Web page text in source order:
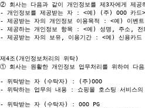
② 회사는 다음과 같이 개인정보를 제3자에게 제공
- 개인정보를 제공받는 자 : <예) (주) OOO 카드>
- 제공받는 자의 개인정보 이용목적 : <예) 이벤
- 제공하는 개인정보 항목 : <예) 성명, 주소, 전
- 제공받는 자의 보유, 이용기간 : <예) 신용카드
① 회사는 원활한 개인정보 업무처리를 위하여 다
- 위탁받는 자 (수탁자) : (주)OOO
- 위탁하는 업무의 내용 : 쇼핑몰 호스팅 서비스
- 위탁받는 자 (수탁자) : OOO PG